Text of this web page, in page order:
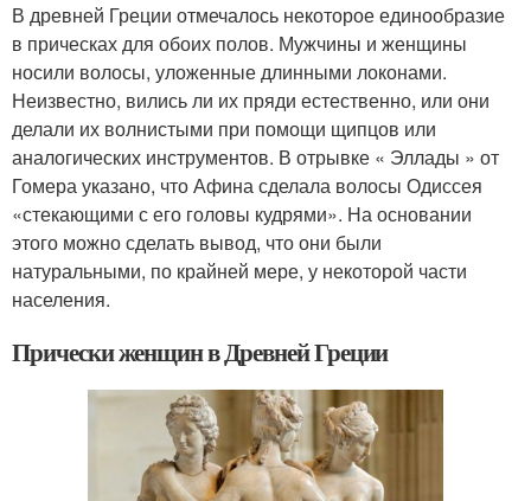
В древней Греции отмечалось некоторое единообразие
в прическах для обоих полов. Мужчины и женщины
носили волосы, уложенные длинными локонами.
Неизвестно, вились ли их пряди естественно, или они
делали их волнистыми при помощи щипцов или
аналогических инструментов. В отрывке « Эллады » от
Гомера указано, что Афина сделала волосы Одиссея
«стекающими с его головы кудрями». На основании
этого можно сделать вывод, что они были
натуральными, по крайней мере, у некоторой части
населения.
Прически женщин в Древней Греции